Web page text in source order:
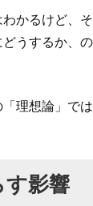
かるけど、
うするか、
理想論」で
す影響